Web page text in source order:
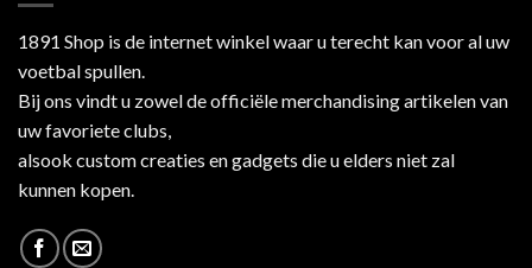
1891 Shop is de internet winkel waar u terecht kan voor al uw
voetbal spullen.
Bij ons vindt u zowel de officiële merchandising artikelen van
uw favoriete clubs,
alsook custom creaties en gadgets die u elders niet zal
kunnen kopen.